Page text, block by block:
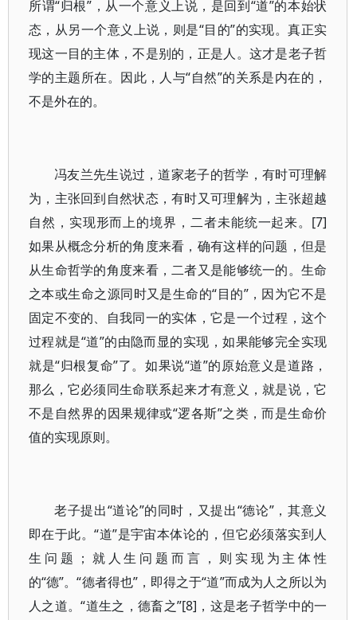
所谓“归根”，从一个意义上说，是回到“道”的本始状
态，从另一个意义上说，则是“目的”的实现。真正实
现这一目的主体，不是别的，正是人。这才是老子哲
学的主题所在。因此，人与“自然”的关系是内在的，
不是外在的。
冯友兰先生说过，道家老子的哲学，有时可理解
为，主张回到自然状态，有时又可理解为，主张超越
自然，实现形而上的境界，二者未能统一起来。[7]
如果从概念分析的角度来看，确有这样的问题，但是
从生命哲学的角度来看，二者又是能够统一的。生命
之本或生命之源同时又是生命的“目的”，因为它不是
固定不变的、自我同一的实体，它是一个过程，这个
过程就是“道”的由隐而显的实现，如果能够完全实现
就是“归根复命”了。如果说“道”的原始意义是道路，
那么，它必须同生命联系起来才有意义，就是说，它
不是自然界的因果规律或“逻各斯”之类，而是生命价
值的实现原则。
老子提出“道论”的同时，又提出“德论”，其意义
即在于此。“道”是宇宙本体论的，但它必须落实到人
生问题；就人生问题而言，则实现为主体性
的“德”。“德者得也”，即得之于“道”而成为人之所以为
人之道。“道生之，德畜之”[8]，这是老子哲学中的一